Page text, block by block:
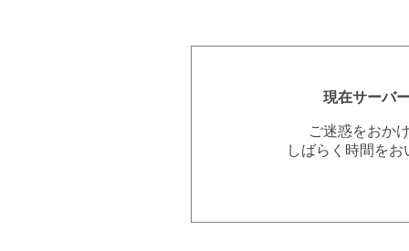
現在サーバ
ご迷惑をおか
しばらく時間を